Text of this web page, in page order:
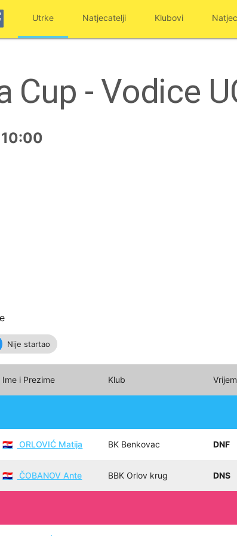
Utrke Natjecatelji Klubovi
Cup - Vodice
Nije startao
Ime i Prezime Klub
🇭🇷 ORLOVIĆ Matija BK Benkovac DNF
🇭🇷 ČOBANOV Ante BBK Orlov krug DNS